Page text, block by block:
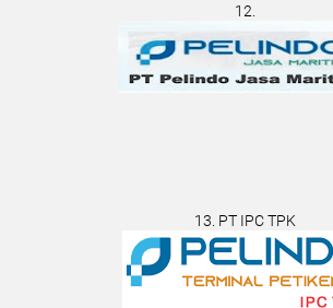
12.
13. PT IPC TPK